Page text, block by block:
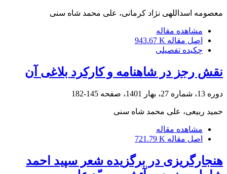
معصومه اسداللهی نژاد کرمانی، علی محمد شاه سنی
مشاهده مقاله
اصل مقاله 943.67 K
چکیده تفصیلی
نقش رجز در شاهنامه و کارکرد بلاغی آن
دوره 13، شماره 27، بهار 1401، صفحه 145-182
حمید ربیعی، علی محمد شاه سنی
مشاهده مقاله
اصل مقاله 721.79 K
هنجارگریزی در برگزیده شعر سپید احمد